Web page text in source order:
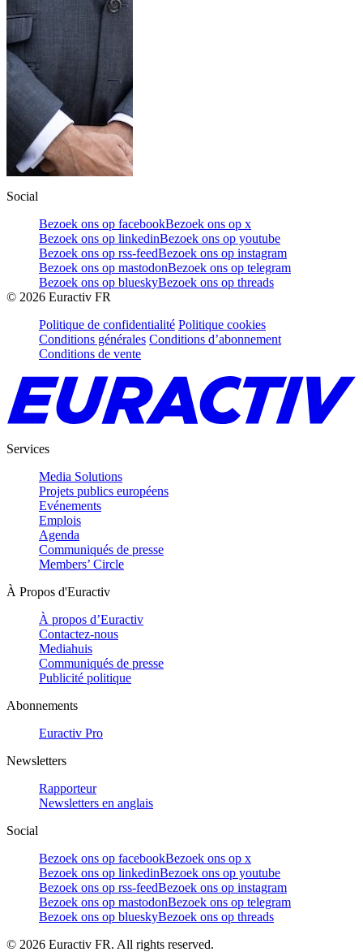
Social
Bezoek ons op facebookBezoek ons op x
Bezoek ons op linkedinBezoek ons op youtube
Bezoek ons op rss-feedBezoek ons op instagram
Bezoek ons op mastodonBezoek ons op telegram
Bezoek ons op blueskyBezoek ons op threads
© 2026 Euractiv FR
Politique de confidentialité Politique cookies
Conditions générales Conditions d’abonnement
Conditions de vente
Services
Media Solutions
Projets publics européens
Evénements
Emplois
Agenda
Communiqués de presse
Members’ Circle
À Propos d'Euractiv
À propos d’Euractiv
Contactez-nous
Mediahuis
Communiqués de presse
Publicité politique
Abonnements
Euractiv Pro
Newsletters
Rapporteur
Newsletters en anglais
Social
Bezoek ons op facebookBezoek ons op x
Bezoek ons op linkedinBezoek ons op youtube
Bezoek ons op rss-feedBezoek ons op instagram
Bezoek ons op mastodonBezoek ons op telegram
Bezoek ons op blueskyBezoek ons op threads
© 2026 Euractiv FR. All rights reserved.